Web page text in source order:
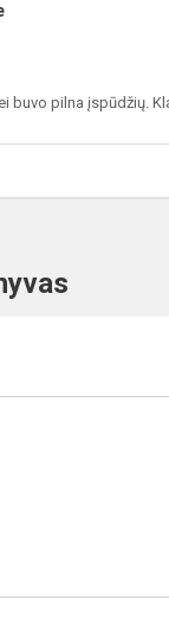
buvo pilna įspūdžių.